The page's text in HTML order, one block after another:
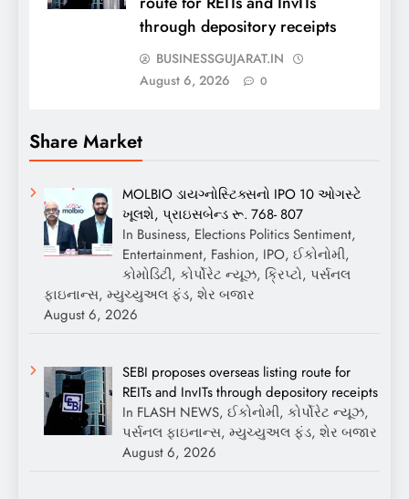
through depository receipts
BUSINESSGUJARAT.IN
August 6, 2026
0
Share Market
MOLBIO ડાયગ્નોસ્ટિક્સનો IPO 10 ઓગસ્ટે
ખૂલશે, પ્રાઇસબેન્ડ રૂ. 768- 807
In Business, Elections Politics Sentiment,
Entertainment, Fashion, IPO, ઈકોનોમી,
કોમોડિટી, કોર્પોરેટ ન્યૂઝ, ક્રિપ્ટો, પર્સનલ
ફાઇનાન્સ, મ્યુચ્યુઅલ ફંડ, શેર બજાર
August 6, 2026
SEBI proposes overseas listing route for
REITs and InvITs through depository receipts
In FLASH NEWS, ઈકોનોમી, કોર્પોરેટ ન્યૂઝ,
પર્સનલ ફાઇનાન્સ, મ્યુચ્યુઅલ ફંડ, શેર બજાર
August 6, 2026